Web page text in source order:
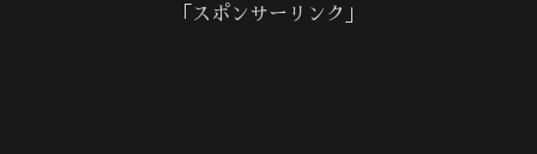
「スポンサーリンク」